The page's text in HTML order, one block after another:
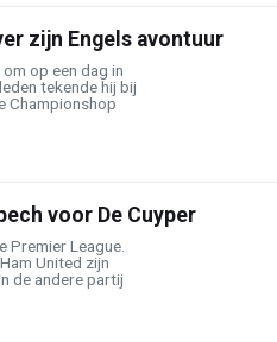
zijn Engels avontuur
op een dag in
tekende hij bij
Championshop
voor De Cuyper
Premier League.
United zijn
de andere partij